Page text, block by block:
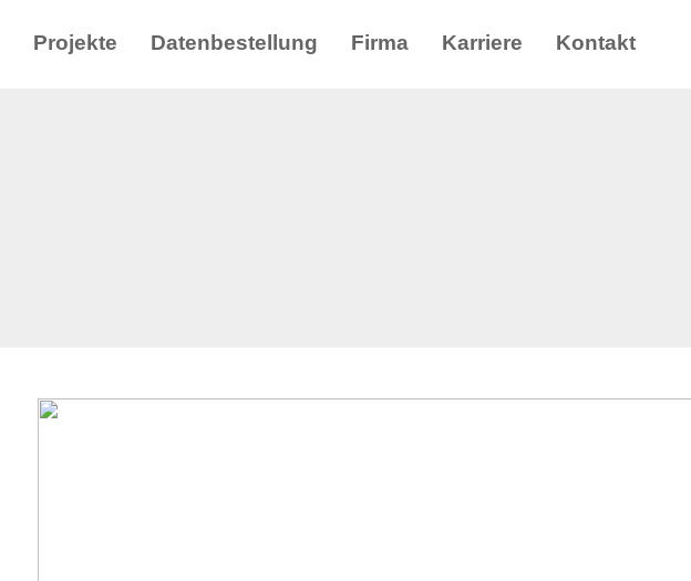
Projekte Datenbestellung Firma Karriere Kontakt